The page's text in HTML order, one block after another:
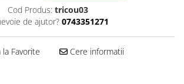
Cod Produs: tricou03
de ajutor? 0743351271
Favorite Cere informatii